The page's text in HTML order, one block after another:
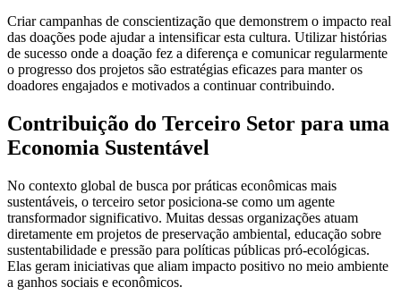
Criar campanhas de conscientização que demonstrem o impacto real
das doações pode ajudar a intensificar esta cultura. Utilizar histórias
de sucesso onde a doação fez a diferença e comunicar regularmente
o progresso dos projetos são estratégias eficazes para manter os
doadores engajados e motivados a continuar contribuindo.
Contribuição do Terceiro Setor para uma
Economia Sustentável
No contexto global de busca por práticas econômicas mais
sustentáveis, o terceiro setor posiciona-se como um agente
transformador significativo. Muitas dessas organizações atuam
diretamente em projetos de preservação ambiental, educação sobre
sustentabilidade e pressão para políticas públicas pró-ecológicas.
Elas geram iniciativas que aliam impacto positivo no meio ambiente
a ganhos sociais e econômicos.